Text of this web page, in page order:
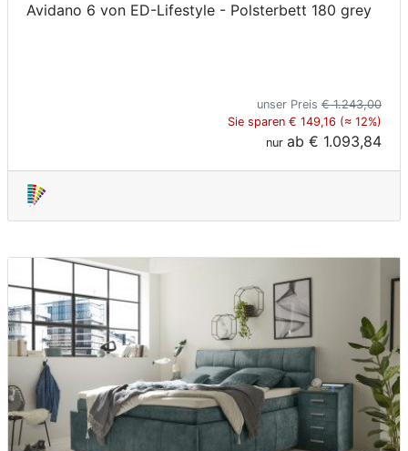
Avidano 6 von ED-Lifestyle - Polsterbett 180 grey
unser Preis € 1.243,00
Sie sparen € 149,16 (≈ 12%)
nur ab € 1.093,84